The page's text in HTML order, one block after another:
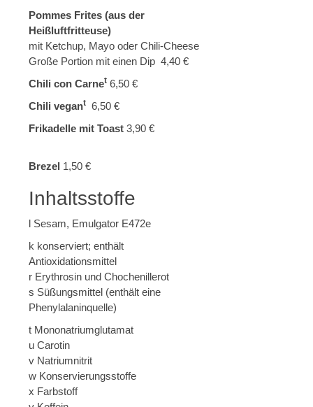
Pommes Frites (aus der
Heißluftfritteuse)
mit Ketchup, Mayo oder Chili-Cheese
Große Portion mit einen Dip 4,40 €
Chili con Carnet 6,50 €
Chili vegant
6,50 €
Frikadelle mit Toast 3,90 €
Brezel 1,50 €
Inhaltsstoffe
l Sesam, Emulgator E472e
k konserviert; enthält
Antioxidationsmittel
r Erythrosin und Chochenillerot
s Süßungsmittel (enthält eine
Phenylalaninquelle)
t Mononatriumglutamat
u Carotin
v Natriumnitrit
w Konservierungsstoffe
x Farbstoff